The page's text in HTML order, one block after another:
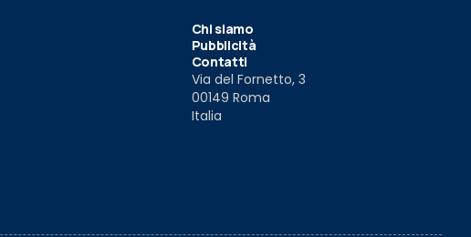
Chi siamo
Pubblicità
Contatti
Via del Fornetto, 3
00149 Roma
Italia